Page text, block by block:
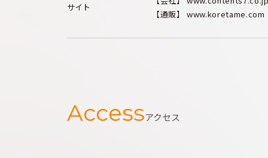
サイト
【通販】 www.koretame.com
Accessアクセス